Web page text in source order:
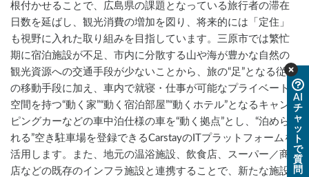
根付かせることで、広島県の課題となっている旅行者の滞在
日数を延ばし、観光消費の増加を図り、将来的には「定住」
も視野に入れた取り組みを目指しています。三原市では繁忙
期に宿泊施設が不足、市内に分散する山や海が豊かな自然の
観光資源への交通手段が少ないことから、旅の“足”となる従来
の移動手段に加え、車内で就寝・仕事が可能なプライベート
空間を持つ“動く家”“動く宿泊部屋”“動くホテル”となるキャン
ピングカーなどの車中泊仕様の車を“動く拠点”とし、“泊めら
れる”空き駐車場を登録できるCarstayのITプラットフォームを
活用します。また、地元の温浴施設、飲食店、スーパー／商
店などの既存のインフラ施設と連携することで、新たな施設
AI
チ
ャ
ッ
ト
で
質
問